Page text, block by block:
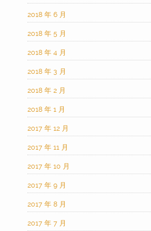
2018 年 6 月
2018 年 5 月
2018 年 4 月
2018 年 3 月
2018 年 2 月
2018 年 1 月
2017 年 12 月
2017 年 11 月
2017 年 10 月
2017 年 9 月
2017 年 8 月
2017 年 7 月